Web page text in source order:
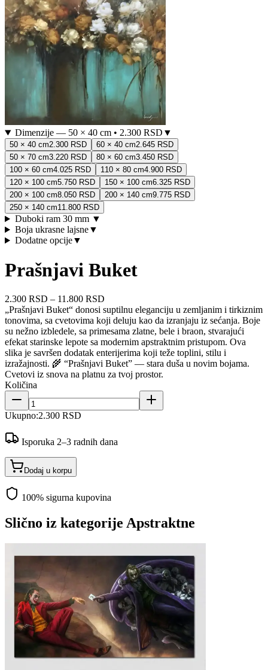
Dimenzije — 50 × 40 cm• 2.300 RSD ▼
50 × 40 cm2.300 RSD 60 × 40 cm2.645 RSD
50 × 70 cm3.220 RSD 80 × 60 cm3.450 RSD
100 × 60 cm4.025 RSD 110 × 80 cm4.900 RSD
120 × 100 cm5.750 RSD 150 × 100 cm6.325 RSD
200 × 100 cm8.050 RSD 200 × 140 cm9.775 RSD
250 × 140 cm11.800 RSD
Duboki ram 30 mm ▼
Boja ukrasne lajsne▼
Dodatne opcije▼
Prašnjavi Buket
2.300 RSD – 11.800 RSD
„Prašnjavi Buket“ donosi suptilnu eleganciju u zemljanim i tirkiznim
tonovima, sa cvetovima koji deluju kao da izranjaju iz sećanja. Boje
su nežno izbledele, sa primesama zlatne, bele i braon, stvarajući
efekat starinske lepote sa modernim apstraktnim pristupom. Ova
slika je savršen dodatak enterijerima koji teže toplini, stilu i
izražajnosti. 🌾 “Prašnjavi Buket” — stara duša u novim bojama.
Cvetovi iz snova na platnu za tvoj prostor.
Količina
Ukupno:2.300 RSD
Isporuka 2–3 radnih dana
Dodaj u korpu
100% sigurna kupovina
Slično iz kategorije Apstraktne